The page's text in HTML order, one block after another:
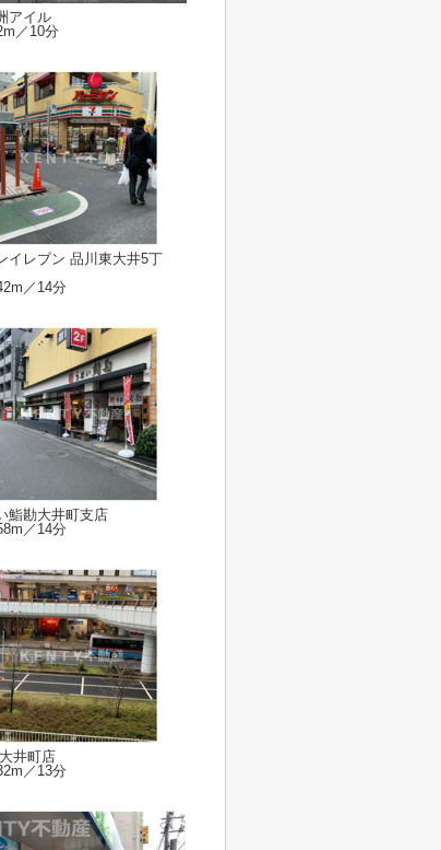
アイル
／10分
イレブン 品川東大井5丁
／14分
鮨勘大井町支店
／14分
井町店
／13分